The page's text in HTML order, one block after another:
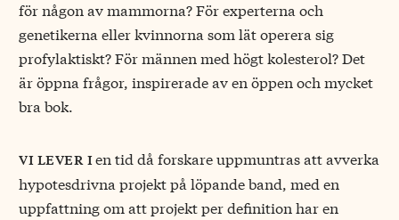
för någon av mammorna? För experterna och
genetikerna eller kvinnorna som lät operera sig
profylaktiskt? För männen med högt kolesterol? Det
är öppna frågor, inspirerade av en öppen och mycket
bra bok.
vi lever ien tid då forskare uppmuntras att avverka
hypotes­drivna projekt på löpande band, med en
uppfattning om att projekt per definition har en